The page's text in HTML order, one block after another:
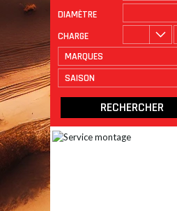
DIAMÈTRE
CHARGE
MARQUES
SAISON